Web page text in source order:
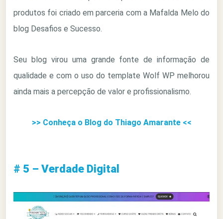
produtos foi criado em parceria com a Mafalda Melo do
blog Desafios e Sucesso.
Seu blog virou uma grande fonte de informação de
qualidade e com o uso do template Wolf WP melhorou
ainda mais a percepção de valor e profissionalismo.
>> Conheça o Blog do Thiago Amarante <<
# 5 – Verdade Digital